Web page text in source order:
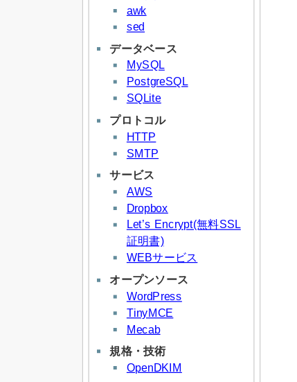
awk
sed
データベース
MySQL
PostgreSQL
SQLite
プロトコル
HTTP
SMTP
サービス
AWS
Dropbox
Let’s Encrypt(無料SSL
証明書)
WEBサービス
オープンソース
WordPress
TinyMCE
Mecab
規格・技術
OpenDKIM